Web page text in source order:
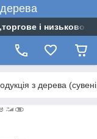
дерева
і
з дерева